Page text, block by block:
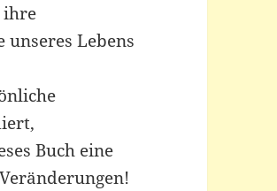
ihre
Lebens
Buch eine